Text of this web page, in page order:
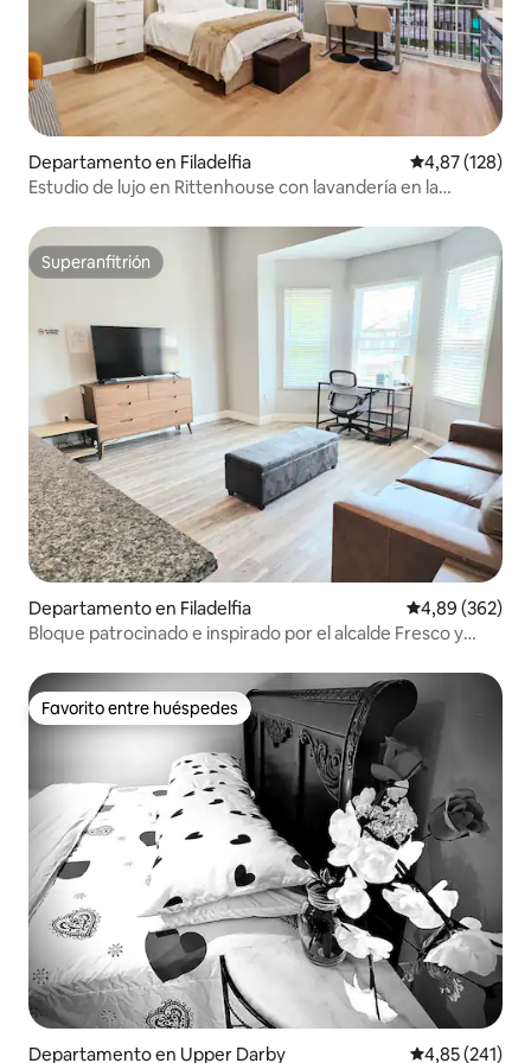
Departamento en Filadelfia Calificación
4,87 (128)
Estudio de lujo en Rittenhouse con lavandería en la
Superanfitrión
Superanfitrión
Departamento en Filadelfia Calificación
4,89 (362)
Bloque patrocinado e inspirado por el alcalde Fresco y
Favorito entre huéspedes
Favorito entre huéspedes
Departamento en Upper Darby Calificación
4,85 (241)